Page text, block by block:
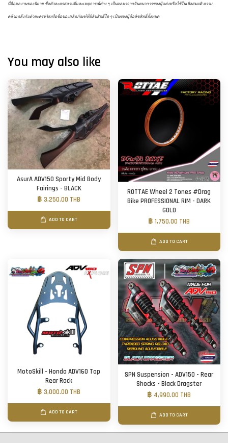
นี่คือผลงานของนิยาย ชื่อตัวละครสถานที่และเหตุการณ์ต่าง ๆ เป็นผลมาจากจินตนาการของผู้แต่งหรือใช้ในเชิงสมมติ ความ
คล้ายคลึงกับตัวละครจริงหรือชื่อของผลิตภัณฑ์ที่มีลิขสิทธิ์ใด ๆ เป็นของผู้ถือลิขสิทธิ์ทั้งหมด
You may also like
AsurA ADV150 Sporty Mid Body
Fairings - BLACK
฿ 3,250.00 THB
ADD TO CART
ROTTAE Wheel 2 Tones #Drag
Bike PROFESSIONAL RIM - DARK
GOLD
฿ 1,750.00 THB
ADD TO CART
MotoSkill - Honda ADV160 Top
Rear Rack
฿ 3,000.00 THB
ADD TO CART
SPN Suspension - ADV150 - Rear
Shocks - Black Dragster
฿ 4,990.00 THB
ADD TO CART